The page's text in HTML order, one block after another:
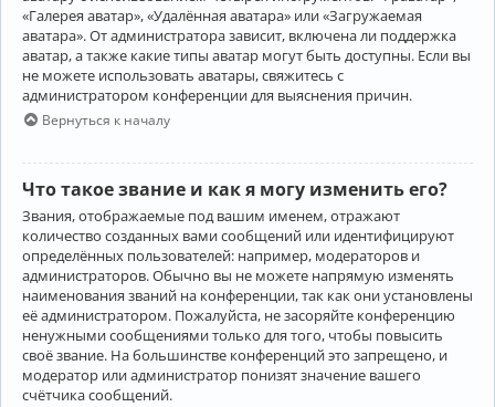
«Галерея аватар», «Удалённая аватара» или «Загружаемая
аватара». От администратора зависит, включена ли поддержка
аватар, а также какие типы аватар могут быть доступны. Если вы
не можете использовать аватары, свяжитесь с
администратором конференции для выяснения причин.
Вернуться к началу
Что такое звание и как я могу изменить его?
Звания, отображаемые под вашим именем, отражают
количество созданных вами сообщений или идентифицируют
определённых пользователей: например, модераторов и
администраторов. Обычно вы не можете напрямую изменять
наименования званий на конференции, так как они установлены
её администратором. Пожалуйста, не засоряйте конференцию
ненужными сообщениями только для того, чтобы повысить
своё звание. На большинстве конференций это запрещено, и
модератор или администратор понизят значение вашего
счётчика сообщений.